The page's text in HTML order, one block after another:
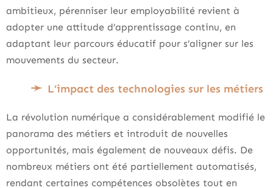
ambitieux, pérenniser leur employabilité revient à
adopter une attitude d’apprentissage continu, en
adaptant leur parcours éducatif pour s’aligner sur les
mouvements du secteur.
L’impact des technologies sur les métiers
La révolution numérique a considérablement modifié le
panorama des métiers et introduit de nouvelles
opportunités, mais également de nouveaux défis. De
nombreux métiers ont été partiellement automatisés,
rendant certaines compétences obsolètes tout en